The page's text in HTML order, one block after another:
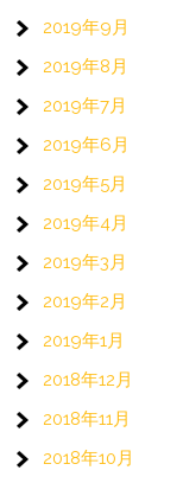
2019年9月
2019年8月
2019年7月
2019年6月
2019年5月
2019年4月
2019年3月
2019年2月
2019年1月
2018年12月
2018年11月
2018年10月